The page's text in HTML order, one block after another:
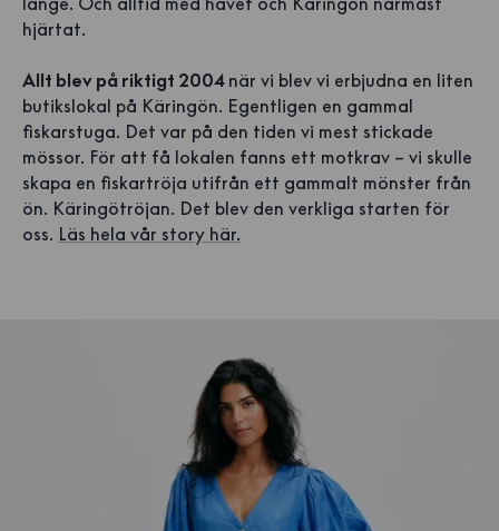
hjärtat.
Allt blev på riktigt 2004 när vi blev vi erbjudna en liten
butikslokal på Käringön. Egentligen en gammal
fiskarstuga. Det var på den tiden vi mest stickade
mössor. För att få lokalen fanns ett motkrav – vi skulle
skapa en fiskartröja utifrån ett gammalt mönster från
ön. Käringötröjan. Det blev den verkliga starten för
oss. Läs hela vår story här.